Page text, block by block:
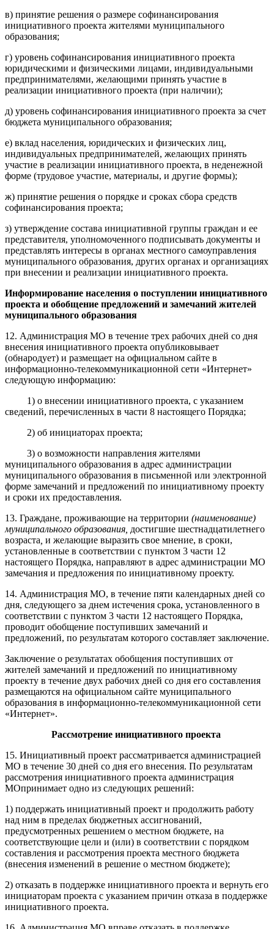
в) принятие решения о размере софинансирования
инициативного проекта жителями муниципального
образования;
г) уровень софинансирования инициативного проекта
юридическими и физическими лицами, индивидуальными
предпринимателями, желающими принять участие в
реализации инициативного проекта (при наличии);
д) уровень софинансирования инициативного проекта за счет
бюджета муниципального образования;
е) вклад населения, юридических и физических лиц,
индивидуальных предпринимателей, желающих принять
участие в реализации инициативного проекта, в неденежной
форме (трудовое участие, материалы, и другие формы);
ж) принятие решения о порядке и сроках сбора средств
софинансирования проекта;
з) утверждение состава инициативной группы граждан и ее
представителя, уполномоченного подписывать документы и
представлять интересы в органах местного самоуправления
муниципального образования, других органах и организациях
при внесении и реализации инициативного проекта.
Информирование населения о поступлении инициативного
проекта и обобщение предложений и замечаний жителей
муниципального образования
12. Администрация МО в течение трех рабочих дней со дня
внесения инициативного проекта опубликовывает
(обнародует) и размещает на официальном сайте в
информационно-телекоммуникационной сети «Интернет»
следующую информацию:
1) о внесении инициативного проекта, с указанием
сведений, перечисленных в части 8 настоящего Порядка;
2) об инициаторах проекта;
3) о возможности направления жителями
муниципального образования в адрес администрации
муниципального образования в письменной или электронной
форме замечаний и предложений по инициативному проекту
и сроки их предоставления.
13. Граждане, проживающие на территории (наименование)
муниципального образования, достигшие шестнадцатилетнего
возраста и желающие выразить свое мнение, в сроки,
установленные в соответствии с пунктом 3 части 12
настоящего Порядка, направляют в адрес администрации МО
замечания и предложения по инициативному проекту.
14. Администрация МО, в течение пяти календарных дней со
дня, следующего за днем истечения срока, установленного в
соответствии с пунктом 3 части 12 настоящего Порядка,
проводит обобщение поступивших замечаний и
предложений, по результатам которого составляет заключение.
Заключение о результатах обобщения поступивших от
жителей замечаний и предложений по инициативному
проекту в течение двух рабочих дней со дня его составления
размещаются на официальном сайте муниципального
образования в информационно-телекоммуникационной сети
«Интернет».
Рассмотрение инициативного проекта
15. Инициативный проект рассматривается администрацией
МО в течение 30 дней со дня его внесения. По результатам
рассмотрения инициативного проекта администрация
МОпринимает одно из следующих решений:
1) поддержать инициативный проект и продолжить работу
над ним в пределах бюджетных ассигнований,
предусмотренных решением о местном бюджете, на
соответствующие цели и (или) в соответствии с порядком
составления и рассмотрения проекта местного бюджета
(внесения изменений в решение о местном бюджете);
2) отказать в поддержке инициативного проекта и вернуть его
инициаторам проекта с указанием причин отказа в поддержке
инициативного проекта.